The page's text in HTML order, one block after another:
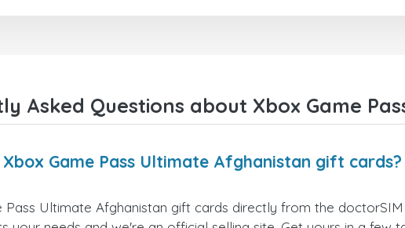
Asked Questions about Xbox Game
Game Pass Ultimate Afghanistan gift cards?
Pass Ultimate Afghanistan gift cards directly from the